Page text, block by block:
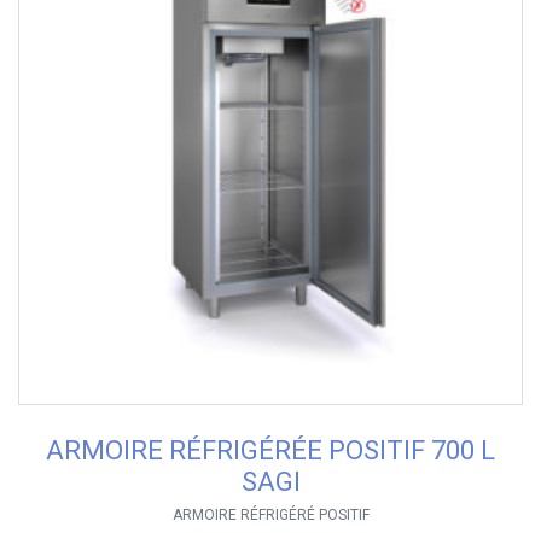
ARMOIRE RÉFRIGÉRÉE POSITIF 700 L
SAGI
ARMOIRE RÉFRIGÉRÉ POSITIF